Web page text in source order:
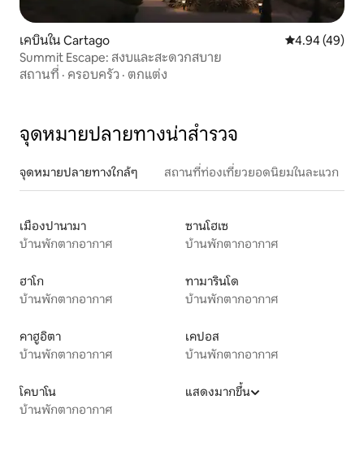
เคบินใน Cartago คะแนนเฉลี่ย
4.94 (49)
Summit Escape: สงบและสะดวกสบาย
สถานที่ · ครอบครัว · ตกแต่ง
จุดหมายปลายทางน่าสำรวจ
จุดหมายปลายทางใกล้ๆ สถานที่ท่องเที่ยวยอดนิยมในละแวก
เมืองปานามา
บ้านพักตากอากาศ
ซานโฮเซ
บ้านพักตากอากาศ
ฮาโก
บ้านพักตากอากาศ
ทามารินโด
บ้านพักตากอากาศ
คาฮูอิตา
บ้านพักตากอากาศ
เคปอส
บ้านพักตากอากาศ
โคบาโน
บ้านพักตากอากาศ
แสดงมากขึ้น